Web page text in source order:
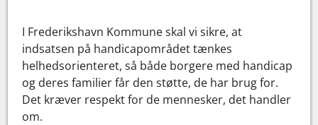
I Frederikshavn Kommune skal vi sikre, at
indsatsen på handicapområdet tænkes
helhedsorienteret, så både borgere med handicap
og deres familier får den støtte, de har brug for.
Det kræver respekt for de mennesker, det handler
om.